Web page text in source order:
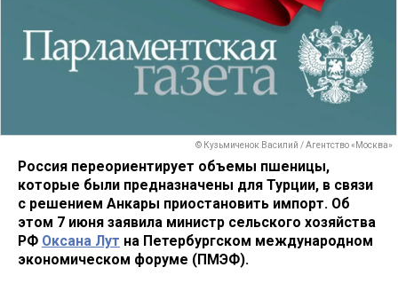
© Кузьмиченок Василий / Агентство «Москва»
Россия переориентирует объемы пшеницы,
которые были предназначены для Турции, в связи
с решением Анкары приостановить импорт. Об
этом 7 июня заявила министр сельского хозяйства
РФ Оксана Лут на Петербургском международном
экономическом форуме (ПМЭФ).